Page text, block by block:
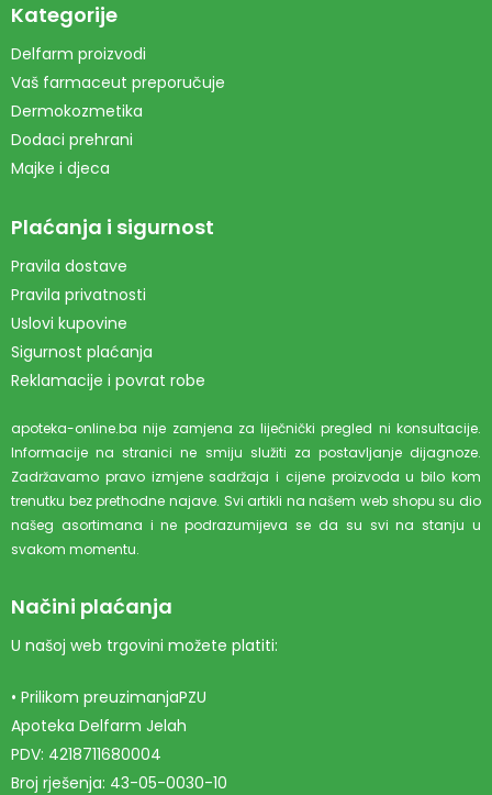
Kategorije
Delfarm proizvodi
Vaš farmaceut preporučuje
Dermokozmetika
Dodaci prehrani
Majke i djeca
Plaćanja i sigurnost
Pravila dostave
Pravila privatnosti
Uslovi kupovine
Sigurnost plaćanja
Reklamacije i povrat robe
apoteka-online.ba nije zamjena za liječnički pregled ni konsultacije.
Informacije na stranici ne smiju služiti za postavljanje dijagnoze.
Zadržavamo pravo izmjene sadržaja i cijene proizvoda u bilo kom
trenutku bez prethodne najave. Svi artikli na našem web shopu su dio
našeg asortimana i ne podrazumijeva se da su svi na stanju u
svakom momentu.
Načini plaćanja
U našoj web trgovini možete platiti:
• Prilikom preuzimanjaPZU
Apoteka Delfarm Jelah
PDV: 4218711680004
Broj rješenja: 43-05-0030-10